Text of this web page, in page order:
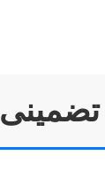
تضمینی